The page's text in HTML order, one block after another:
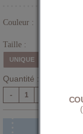
Couleur :
Taille :
UNIQUE
Quantité :
-